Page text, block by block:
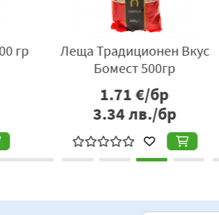
гр
Леща Традиционен Вкус
Бомест 500гр
1.71€/бр
3.34лв./бр